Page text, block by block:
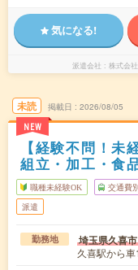
気になる!
派遣会社 株式会
未読
NEW
掲載日 2026/08/05
【経験不問！未
組立・加工・食
職種未経験OK 交通費
派遣
勤務地 埼玉県久喜市
久喜駅から